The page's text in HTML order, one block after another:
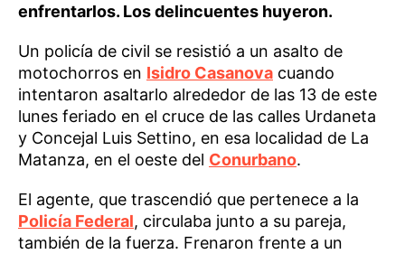
enfrentarlos. Los delincuentes huyeron.
Un policía de civil se resistió a un asalto de
motochorros en Isidro Casanova cuando
intentaron asaltarlo alrededor de las 13 de este
lunes feriado en el cruce de las calles Urdaneta
y Concejal Luis Settino, en esa localidad de La
Matanza, en el oeste del Conurbano.
El agente, que trascendió que pertenece a la
Policía Federal, circulaba junto a su pareja,
también de la fuerza. Frenaron frente a un